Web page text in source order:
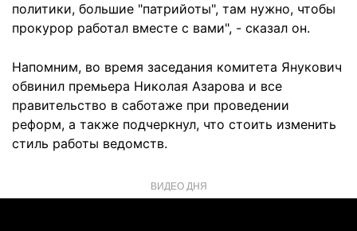
политики, большие "патрийоты", там нужно, чтобы
прокурор работал вместе с вами", - сказал он.
Напомним, во время заседания комитета Янукович
обвинил премьера Николая Азарова и все
правительство в саботаже при проведении
реформ, а также подчеркнул, что стоить изменить
стиль работы ведомств.
ВИДЕО ДНЯ